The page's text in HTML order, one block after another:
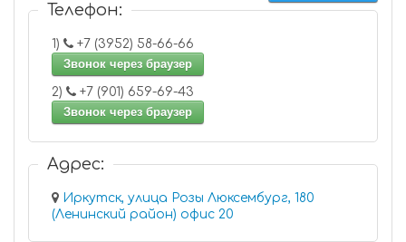
Телефон:
1)
+7 (3952) 58-66-66
Звонок через браузер
2)
+7 (901) 659-69-43
Звонок через браузер
Адрес:
Иркутск, улица Розы Люксембург, 180
(Ленинский район) офис 20